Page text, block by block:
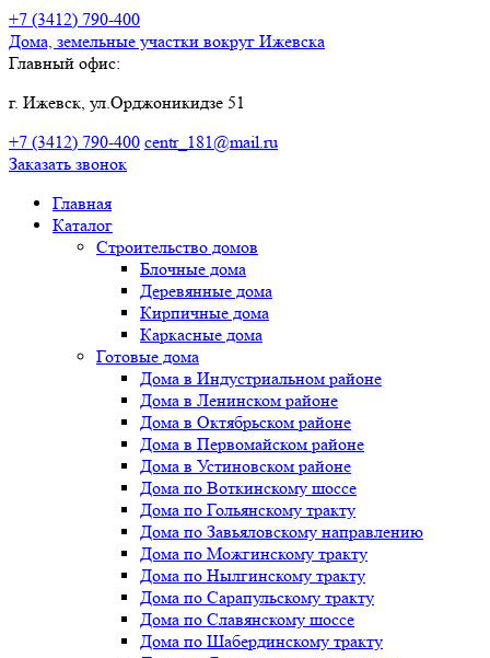
+7 (3412) 790-400
Дома, земельные участки вокруг Ижевска
Главный офис:
г. Ижевск, ул.Орджоникидзе 51
+7 (3412) 790-400 centr_181@mail.ru
Заказать звонок
Главная
Каталог
Строительство домов
Блочные дома
Деревянные дома
Кирпичные дома
Каркасные дома
Готовые дома
Дома в Индустриальном районе
Дома в Ленинском районе
Дома в Октябрьском районе
Дома в Первомайском районе
Дома в Устиновском районе
Дома по Воткинскому шоссе
Дома по Гольянскому тракту
Дома по Завьяловскому направлению
Дома по Можгинскому тракту
Дома по Нылгинскому тракту
Дома по Сарапульскому тракту
Дома по Славянскому шоссе
Дома по Шабердинскому тракту